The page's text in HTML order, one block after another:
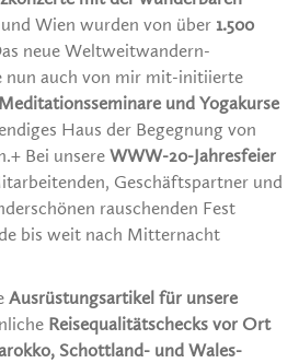
Wien wurden von über 1.500
neue Weltweitwandern-
nun auch von mir mit-initiierte
und Yogakurse
Haus der Begegnung von
Bei unsere WWW-20-Jahresfeier
Geschäftspartner und
rauschenden Fest
bis weit nach Mitternacht
Ausrüstungsartikel für unsere
Reisequalitätschecks vor Ort
Schottland- und Wales-